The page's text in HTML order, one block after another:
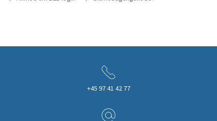
+45 97 41 42 77